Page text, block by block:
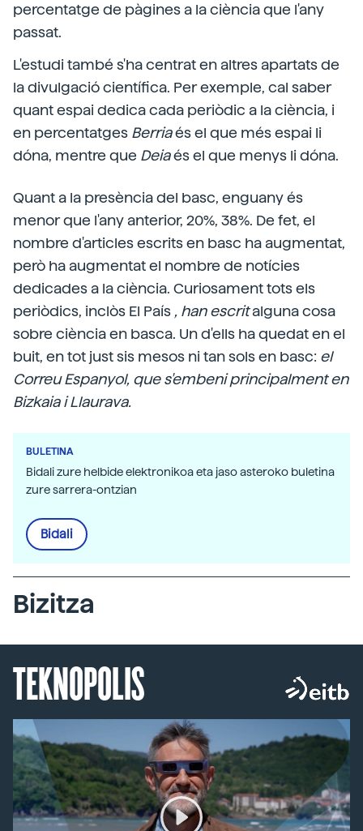
percentatge de pàgines a la ciència que l'any
passat.
L'estudi també s'ha centrat en altres apartats de
la divulgació científica. Per exemple, cal saber
quant espai dedica cada periòdic a la ciència, i
en percentatges Berriaés el que més espai li
dóna, mentre que Deiaés el que menys li dóna.
Quant a la presència del basc, enguany és
menor que l'any anterior, 20%, 38%. De fet, el
nombre d'articles escrits en basc ha augmentat,
però ha augmentat el nombre de notícies
dedicades a la ciència. Curiosament tots els
periòdics, inclòs El País , han escritalguna cosa
sobre ciència en basca. Un d'ells ha quedat en el
buit, en tot just sis mesos ni tan sols en basc: el
Correu Espanyol, que s'embeni principalment en
Bizkaia i Llaurava.
BULETINA
Bidali zure helbide elektronikoa eta jaso asteroko buletina
zure sarrera-ontzian
Bidali
Bizitza
TEKNOPOLIS